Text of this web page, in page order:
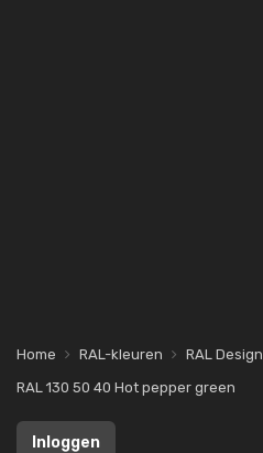
Home RAL-kleuren RAL Design
RAL 130 50 40 Hot pepper green
Inloggen